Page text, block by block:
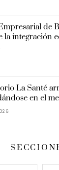
de
la integración
La Santé
en el